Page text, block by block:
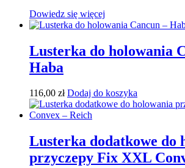
Dowiedz się więcej
Lusterka do holowania
Haba
116,00 zł Dodaj do koszyka
Lusterka dodatkowe do
przyczepy Fix XXL